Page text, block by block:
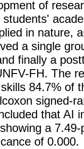
of
in nature,
a single
finally a
FH. The
84.7% of
signed-
that AI
a
of 0.000.